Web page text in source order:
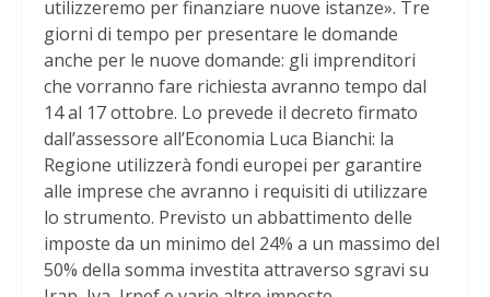
utilizzeremo per finanziare nuove istanze». Tre
giorni di tempo per presentare le domande
anche per le nuove domande: gli imprenditori
che vorranno fare richiesta avranno tempo dal
14 al 17 ottobre. Lo prevede il decreto firmato
dall’assessore all’Economia Luca Bianchi: la
Regione utilizzerà fondi europei per garantire
alle imprese che avranno i requisiti di utilizzare
lo strumento. Previsto un abbattimento delle
imposte da un minimo del 24% a un massimo del
50% della somma investita attraverso sgravi su